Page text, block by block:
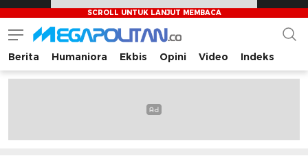
Megapolitan.co
Menyajikan berita-berita fakta bagi pembaca
Berita Humaniora Ekbis Opini Video Indeks